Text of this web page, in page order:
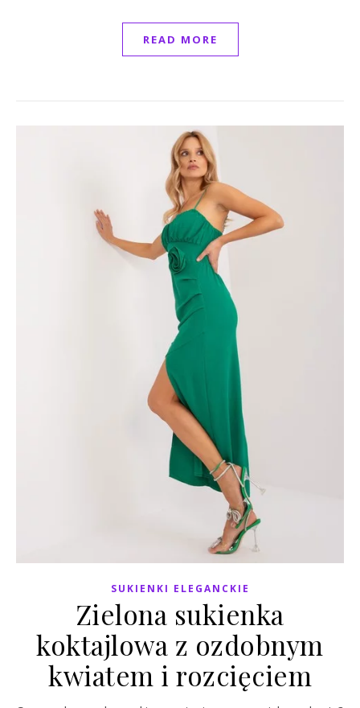
READ MORE
SUKIENKI ELEGANCKIE
Zielona sukienka
koktajlowa z ozdobnym
kwiatem i rozcięciem